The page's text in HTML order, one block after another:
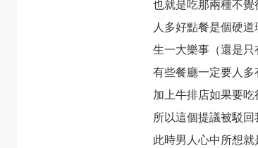
也就是吃那兩種不覺
人多好點餐是個硬
生一大樂事（還是只
有些餐廳一定要人
加上牛排店如果要
所以這個提議被駁
此時男人心中所想